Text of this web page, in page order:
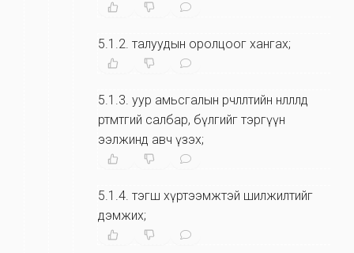
5.1.2. талуудын оролцоог хангах;
5.1.3. уур амьсгалын өөрчлөлтийн нөлөөлөлд
өртөмтгий салбар, бүлгийг тэргүүн
ээлжинд авч үзэх;
5.1.4. тэгш хүртээмжтэй шилжилтийг
дэмжих;